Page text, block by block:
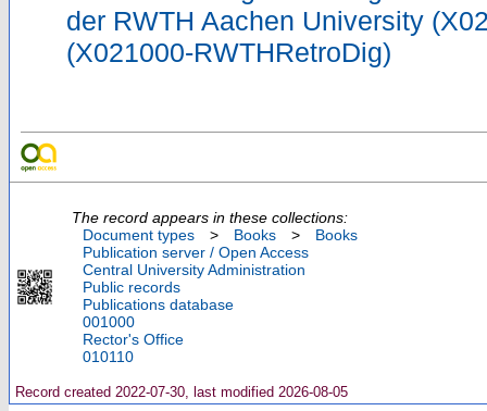
der RWTH Aachen University
(X021000-RWTHRetroDig)
The record appears in these collections:
Document types
> Books >
Books
Publication server / Open Access
Central University Administration
Public records
Publications database
001000
Rector's Office
010110
Record created 2022-07-30, last modified 2026-08-05